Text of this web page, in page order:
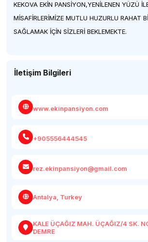
KEKOVA EKİN PANSİYON,YENİLENEN YÜZÜ
MİSAFİRLERİMİZE MUTLU HUZURLU RAHAT
SAĞLAMAK İÇİN SİZLERİ BEKLEMEKTE.
İletişim Bilgileri
www.ekinpansiyon.com
+905556444545
rez.ekinpansiyon@gmail.com
Antalya, Turkey
KALE ÜÇAĞIZ MAH. ÜÇAĞIZ/4 SK.
DEMRE